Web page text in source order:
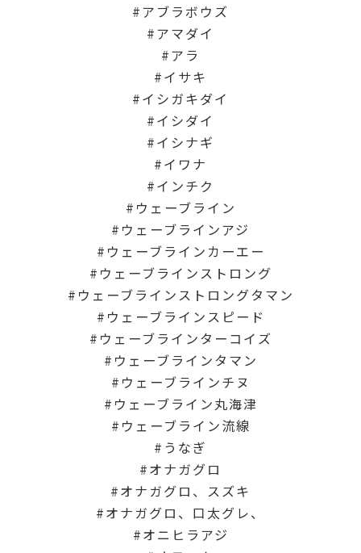
アブラボウズ
アマダイ
アラ
イサキ
イシガキダイ
イシダイ
イシナギ
イワナ
インチク
ウェーブライン
ウェーブラインアジ
ウェーブラインカーエー
ウェーブラインストロング
ウェーブラインストロングタマン
ウェーブラインスピード
ウェーブラインターコイズ
ウェーブラインタマン
ウェーブラインチヌ
ウェーブライン丸海津
ウェーブライン流線
うなぎ
オナガグロ
オナガグロ、スズキ
オナガグロ、口太グレ、
オニヒラアジ